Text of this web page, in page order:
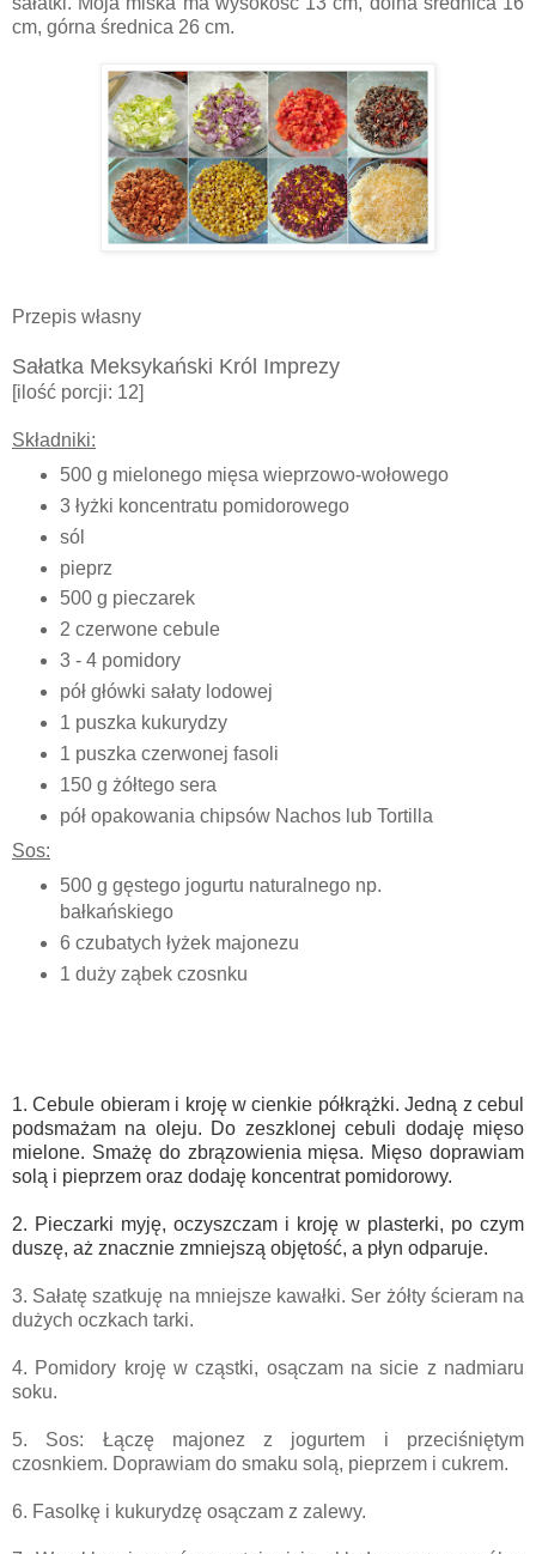
cm, górna średnica 26 cm.
Przepis własny
Sałatka Meksykański Król Imprezy
[ilość porcji: 12]
Składniki:
500 g mielonego mięsa wieprzowo-wołowego
3 łyżki koncentratu pomidorowego
sól
pieprz
500 g pieczarek
2 czerwone cebule
3 - 4 pomidory
pół główki sałaty lodowej
1 puszka kukurydzy
1 puszka czerwonej fasoli
150 g żółtego sera
pół opakowania chipsów Nachos lub Tortilla
Sos:
500 g gęstego jogurtu naturalnego np.
bałkańskiego
6 czubatych łyżek majonezu
1 duży ząbek czosnku
1. Cebule obieram i kroję w cienkie półkrążki. Jedną z cebul
podsmażam na oleju. Do zeszklonej cebuli dodaję mięso
mielone. Smażę do zbrązowienia mięsa. Mięso doprawiam
solą i pieprzem oraz dodaję koncentrat pomidorowy.
2. Pieczarki myję, oczyszczam i kroję w plasterki, po czym
duszę, aż znacznie zmniejszą objętość, a płyn odparuje.
3. Sałatę szatkuję na mniejsze kawałki. Ser żółty ścieram na
dużych oczkach tarki.
4. Pomidory kroję w cząstki, osączam na sicie z nadmiaru
soku.
5. Sos: Łączę majonez z jogurtem i przeciśniętym
czosnkiem. Doprawiam do smaku solą, pieprzem i cukrem.
6. Fasolkę i kukurydzę osączam z zalewy.